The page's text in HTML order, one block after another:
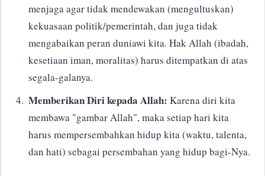
menjaga agar tidak mendewakan (mengultuskan)
kekuasaan politik/pemerintah, dan juga tidak
mengabaikan peran duniawi kita. Hak Allah (ibadah,
kesetiaan iman, moralitas) harus ditempatkan di atas
segala-galanya.
Memberikan Diri kepada Allah: Karena diri kita
membawa "gambar Allah", maka setiap hari kita
harus mempersembahkan hidup kita (waktu, talenta,
dan hati) sebagai persembahan yang hidup bagi-Nya.